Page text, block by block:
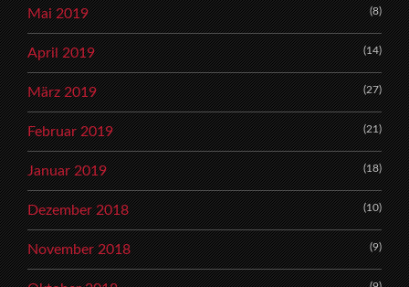
Mai 2019 (8)
April 2019 (14)
März 2019 (27)
Februar 2019 (21)
Januar 2019 (18)
Dezember 2018 (10)
November 2018 (9)